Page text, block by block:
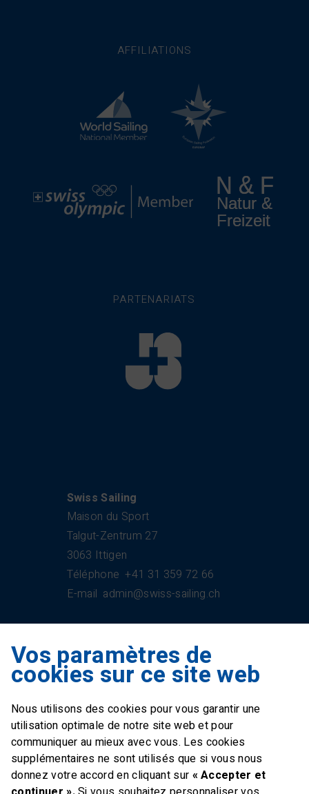
AFFILIATIONS
PARTENARIATS
Swiss Sailing
Maison du Sport
Talgut-Zentrum 27
3063 Ittigen
Téléphone +41 31 359 72 66
E-mail admin@swiss-sailing.ch
Swiss Sailing Team
Industriestrasse 51
E-mail office@swiss-sailing-
team.ch
Vos paramètres de
cookies sur ce site web
Nous utilisons des cookies pour vous garantir une
utilisation optimale de notre site web et pour
communiquer au mieux avec vous. Les cookies
supplémentaires ne sont utilisés que si vous nous
donnez votre accord en cliquant sur « Accepter et